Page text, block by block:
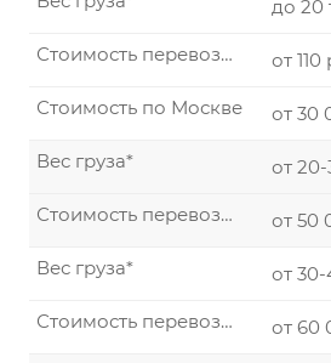
до 20
от
Стоимость перевозки по России от 1000 км.
от 30
Стоимость по Москве
от
Вес груза*
от 50
Стоимость перевозки по России от 1000 км.
от
Вес груза*
от 60
Стоимость перевозки по России от 1000 км.